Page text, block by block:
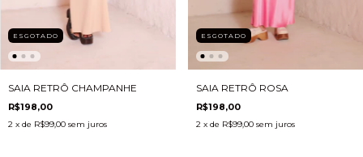
ESGOTADO
SAIA RETRÔ CHAMPANHE
R$198,00
2 x de R$99,00 sem juros
ESGOTADO
SAIA RETRÔ ROSA
R$198,00
2 x de R$99,00 sem juros